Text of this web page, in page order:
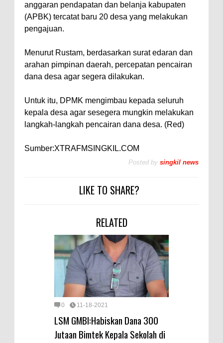
anggaran pendapatan dan belanja kabupaten
(APBK) tercatat baru 20 desa yang melakukan
pengajuan.
Menurut Rustam, berdasarkan surat edaran dan
arahan pimpinan daerah, percepatan pencairan
dana desa agar segera dilakukan.
Untuk itu, DPMK mengimbau kepada seluruh
kepala desa agar sesegera mungkin melakukan
langkah-langkah pencairan dana desa. (Red)
Sumber:XTRAFMSINGKIL.COM
Posted by singkil news
LIKE TO SHARE?
RELATED
0 11-18-2021
LSM GMBI:Habiskan Dana 300
Jutaan Bimtek Kepala Sekolah di